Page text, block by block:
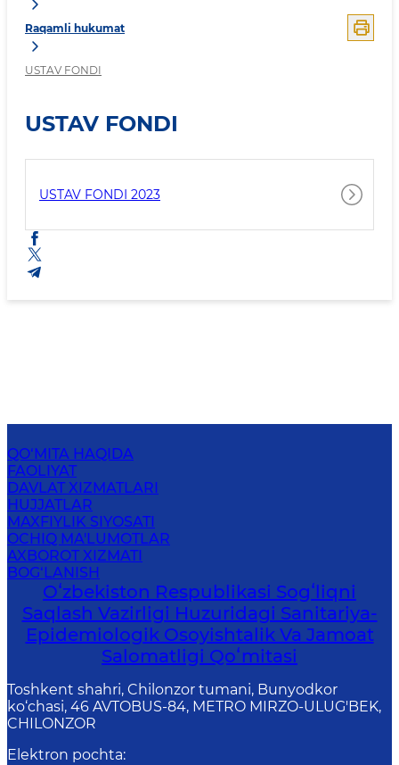
Raqamli hukumat
USTAV FONDI
USTAV FONDI
USTAV FONDI 2023
QO‘MITA HAQIDA
FAOLIYAT
DAVLAT XIZMATLARI
HUJJATLAR
MAXFIYLIK SIYOSATI
OCHIQ MA'LUMOTLAR
AXBOROT XIZMATI
BOG‘LANISH
Oʻzbekiston Respublikasi Sogʻliqni
Saqlash Vazirligi Huzuridagi Sanitariya-
Epidemiologik Osoyishtalik Va Jamoat
Salomatligi Qoʻmitasi
Toshkent shahri, Chilonzor tumani, Bunyodkor
ko‘chasi, 46 AVTOBUS-84, METRO MIRZO-ULUG'BEK,
CHILONZOR
Elektron pochta: